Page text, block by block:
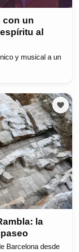
con un
al
y musical a un
la
Barcelona desde